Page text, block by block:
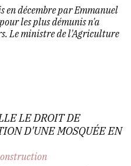
en décembre par Emmanuel
les plus démunis n'a
Le ministre de l'Agriculture
LE DROIT DE
D'UNE MOSQUÉE EN